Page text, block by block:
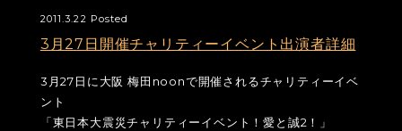
2011.3.22 Posted
3月27日開催チャリティーイベント出演者詳細
3月27日に大阪 梅田noonで開催されるチャリティーイベ
ント
「東日本大震災チャリティーイベント！愛と誠2！」